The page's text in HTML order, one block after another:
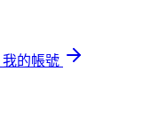
我的帳號